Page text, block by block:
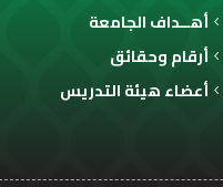
أهــداف الجامعة
أرقام وحقائق
أعضاء هيئة التدريس